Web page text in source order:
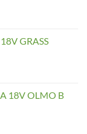
GRASS
18V OLMO B